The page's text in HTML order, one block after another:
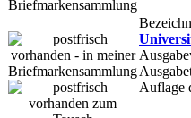
Auflage